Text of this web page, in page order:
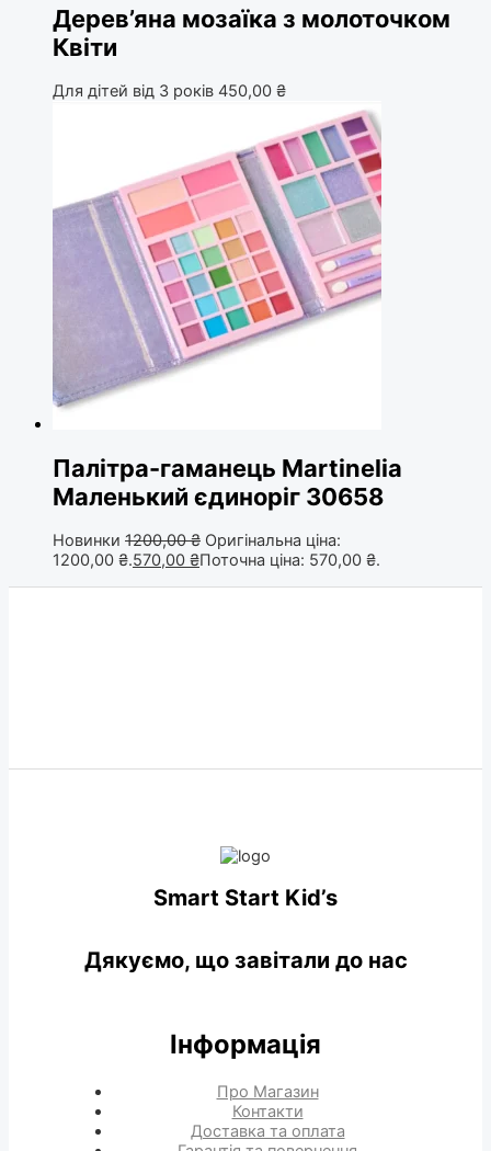
Дерев’яна мозаїка з молоточком
Квіти
Для дітей від 3 років 450,00 ₴
Палітра-гаманець Martinelia
Маленький єдиноріг 30658
Новинки 1200,00₴ Оригінальна ціна:
1200,00 ₴.570,00 ₴Поточна ціна: 570,00 ₴.
Smart Start Kid’s
Дякуємо, що завітали до нас
Інформація
Про Магазин
Контакти
Доставка та оплата